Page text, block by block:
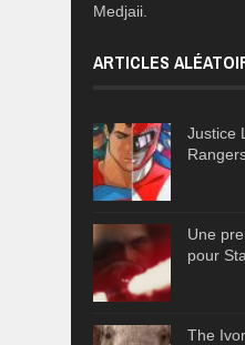
Medjaii.
ARTICLES
Justice
Une
pour
The